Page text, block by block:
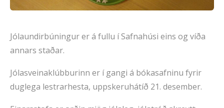
Jólaundirbúningur er á fullu í Safnahúsi eins og víða
annars staðar.
Jólasveinaklúbburinn er í gangi á bókasafninu fyrir
duglega lestrarhesta, uppskeruhátíð 21. desember.